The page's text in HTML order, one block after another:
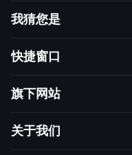
我猜您是
客户
合作伙伴
求职者
快捷窗口
如何购买
产品注册与激活
旗下网站
网神
关于我们